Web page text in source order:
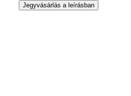
Jegyvásárlás a leírásban